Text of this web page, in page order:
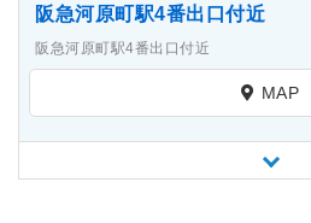
阪急河原町駅4番出口付近
阪急河原町駅4番出口付近
MAP